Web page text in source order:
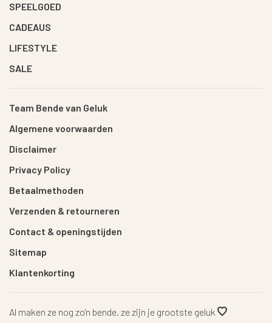
SPEELGOED
CADEAUS
LIFESTYLE
SALE
Team Bende van Geluk
Algemene voorwaarden
Disclaimer
Privacy Policy
Betaalmethoden
Verzenden & retourneren
Contact & openingstijden
Sitemap
Klantenkorting
Al maken ze nog zo'n bende, ze zijn je grootste geluk